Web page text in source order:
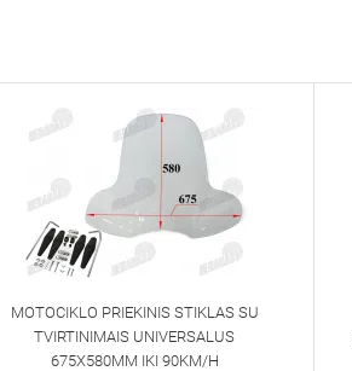
MOTOCIKLO PRIEKINIS STIKLAS SU
TVIRTINIMAIS UNIVERSALUS
675X580MM IKI 90KM/H